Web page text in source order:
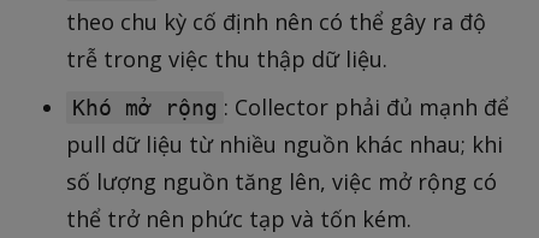
theo chu kỳ cố định nên có thể gây ra độ
trễ trong việc thu thập dữ liệu.
Khó mở rộng : Collector phải đủ mạnh để
pull dữ liệu từ nhiều nguồn khác nhau; khi
số lượng nguồn tăng lên, việc mở rộng có
thể trở nên phức tạp và tốn kém.